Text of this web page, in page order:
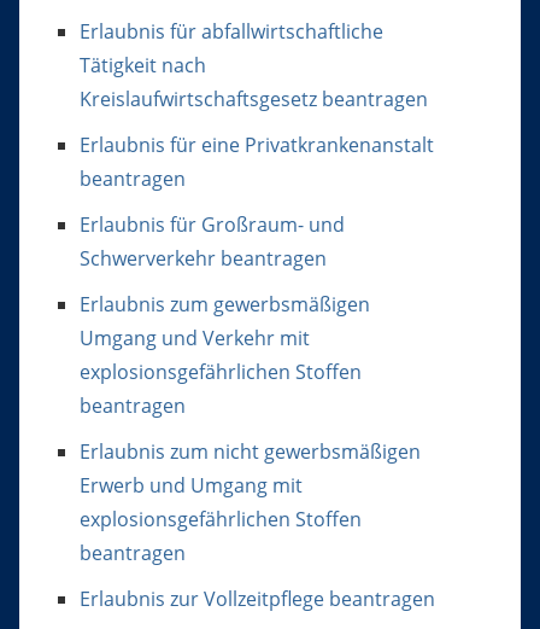
Erlaubnis für abfallwirtschaftliche
Tätigkeit nach
Kreislaufwirtschaftsgesetz beantragen
Erlaubnis für eine Privatkrankenanstalt
beantragen
Erlaubnis für Großraum- und
Schwerverkehr beantragen
Erlaubnis zum gewerbsmäßigen
Umgang und Verkehr mit
explosionsgefährlichen Stoffen
beantragen
Erlaubnis zum nicht gewerbsmäßigen
Erwerb und Umgang mit
explosionsgefährlichen Stoffen
beantragen
Erlaubnis zur Vollzeitpflege beantragen